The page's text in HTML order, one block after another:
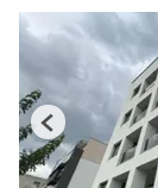
Previous